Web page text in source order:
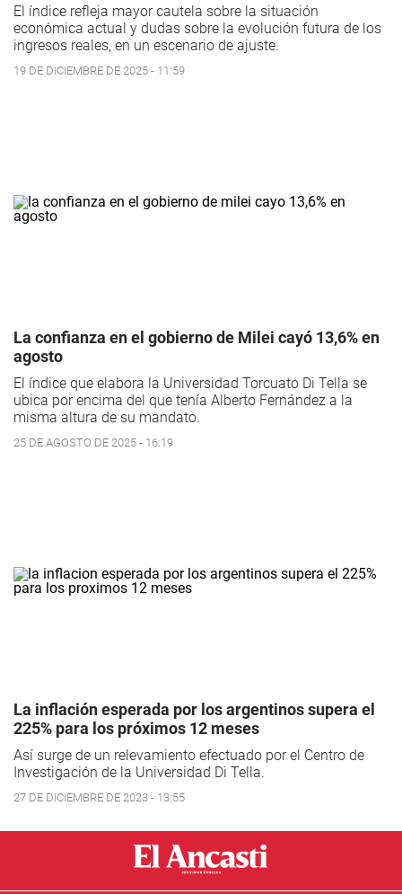
El índice refleja mayor cautela sobre la situación
económica actual y dudas sobre la evolución futura de los
ingresos reales, en un escenario de ajuste.
19 DE DICIEMBRE DE 2025 - 11:59
La confianza en el gobierno de Milei cayó 13,6% en
agosto
El índice que elabora la Universidad Torcuato Di Tella se
ubica por encima del que tenía Alberto Fernández a la
misma altura de su mandato.
25 DE AGOSTO DE 2025 - 16:19
La inflación esperada por los argentinos supera el
225% para los próximos 12 meses
Así surge de un relevamiento efectuado por el Centro de
Investigación de la Universidad Di Tella.
27 DE DICIEMBRE DE 2023 - 13:55